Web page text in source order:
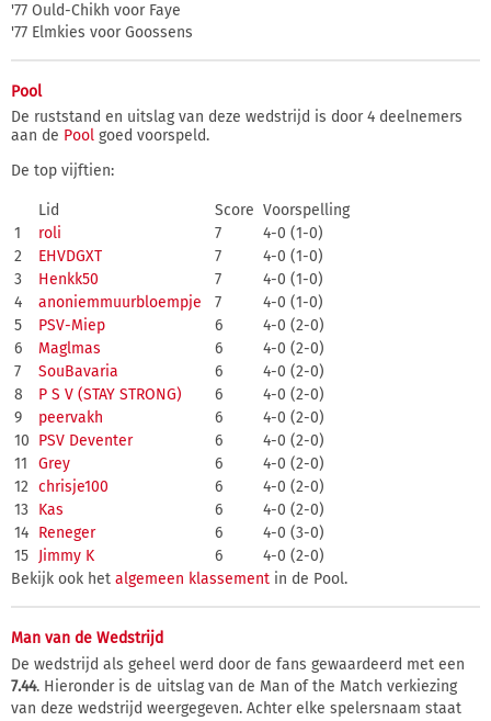
'77 Ould-Chikh voor Faye
'77 Elmkies voor Goossens
Pool
De ruststand en uitslag van deze wedstrijd is door 4 deelnemers
aan de Pool goed voorspeld.
De top vijftien:
Lid Score Voorspelling
1
roli 7
4-0 (1-0)
2
EHVDGXT 7
4-0 (1-0)
3
Henkk50 7
4-0 (1-0)
4
anoniemmuurbloempje 7
4-0 (1-0)
5
PSV-Miep 6
4-0 (2-0)
6
Maglmas 6
4-0 (2-0)
7
SouBavaria 6
4-0 (2-0)
8
P S V (STAY STRONG) 6
4-0 (2-0)
9
peervakh 6
4-0 (2-0)
10 PSV Deventer 6
4-0 (2-0)
11
Grey 6
4-0 (2-0)
12 chrisje100 6
4-0 (2-0)
13 Kas 6
4-0 (2-0)
14 Reneger 6
4-0 (3-0)
15 Jimmy K 6
4-0 (2-0)
Bekijk ook het algemeen klassement in de Pool.
Man van de Wedstrijd
De wedstrijd als geheel werd door de fans gewaardeerd met een
7.44. Hieronder is de uitslag van de Man of the Match verkiezing
van deze wedstrijd weergegeven. Achter elke spelersnaam staat